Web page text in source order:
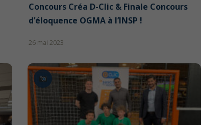
Concours Créa D-Clic & Finale Concours
d’éloquence OGMA à l’INSP !
26 mai 2023